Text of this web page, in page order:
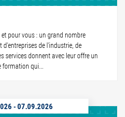
pour vous : un grand nombre
d'entreprises de l'industrie, de
services donnent avec leur offre un
formation qui...
-07.09.2026